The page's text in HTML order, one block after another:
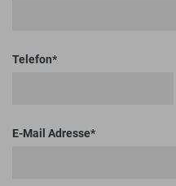
Telefon
E-Mail Adresse